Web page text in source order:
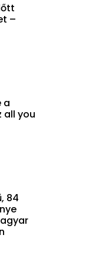
–
a
all you
84